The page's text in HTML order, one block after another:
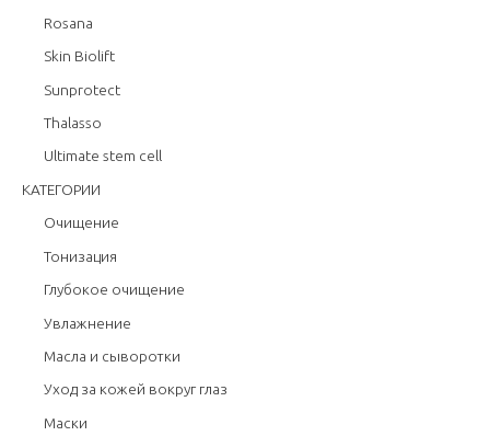
Rosana
Skin Biolift
Sunprotect
Thalasso
Ultimate stem cell
КАТЕГОРИИ
Очищение
Тонизация
Глубокое очищение
Увлажнение
Масла и сыворотки
Уход за кожей вокруг глаз
Маски